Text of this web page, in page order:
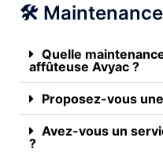
🛠️ Maintenance
Quelle
affûteuse Avyac ?
Proposez-vous
Avez-vous un
?